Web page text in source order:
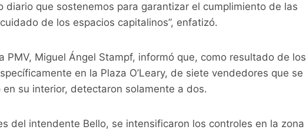
diario que sostenemos para garantizar el cumplimiento de las
de los espacios capitalinos”, enfatizó.
PMV, Miguel Ángel Stampf, informó que, como resultado de los
en la Plaza O’Leary, de siete vendedores que se
su interior, detectaron solamente a dos.
del intendente Bello, se intensificaron los controles en la zona